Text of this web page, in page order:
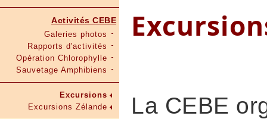
Activités CEBE
Galeries photos
Rapports d'activités
Opération Chlorophylle
Sauvetage Amphibiens
Excursions
Excursions Zélande
La CEBE